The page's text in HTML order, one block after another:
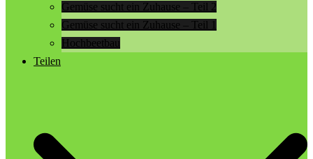
Gemüse sucht ein Zuhause – Teil 2
Gemüse sucht ein Zuhause – Teil 1
Hochbeetbau
Teilen